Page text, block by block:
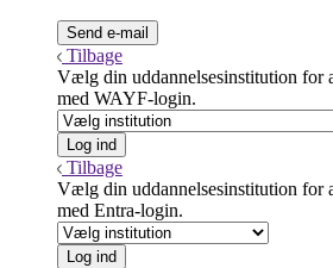
Tilbage
Vælg din uddannelsesinstitution for
med WAYF-login.
Tilbage
Vælg din uddannelsesinstitution for
med Entra-login.